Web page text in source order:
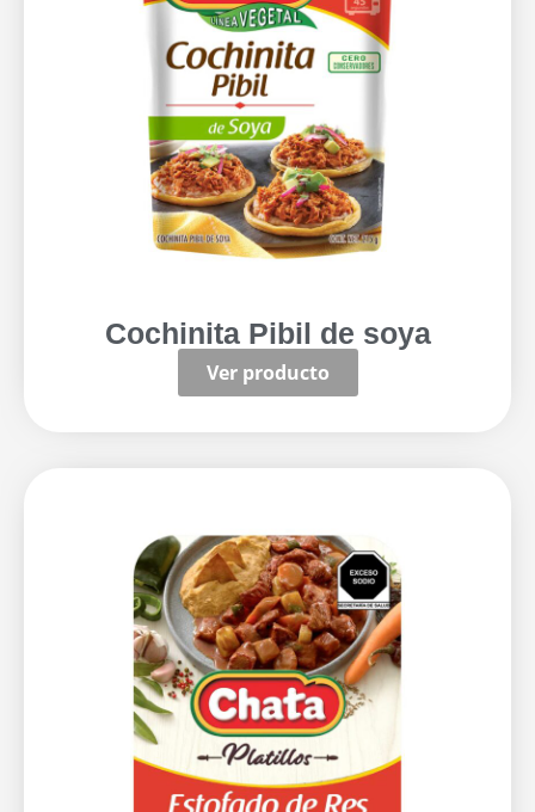
Cochinita Pibil de soya
Ver producto